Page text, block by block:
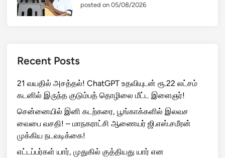
posted on 05/08/2026
Recent Posts
21 வயதில் அசத்தல்! ChatGPT உதவியுடன் ரூ.22 லட்சம்
கடனில் இருந்த குடும்பத் தொழிலை மீட்ட இளைஞர்!
சென்னையில் இனி கடற்கரை, பூங்காக்களில் இலவச
வைபை வசதி! – மாநகராட்சி ஆணையர் ஜி.எஸ்.சமீரன்
முக்கிய நடவடிக்கை!
எட்டப்பர்கள் யார், முதுகில் குத்தியது யார் என